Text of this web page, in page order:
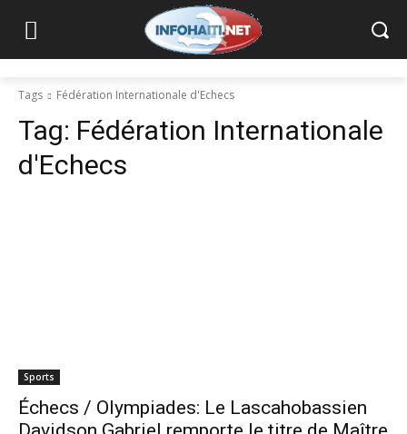
Tags Fédération Internationale d'Echecs
Tag: Fédération Internationale
d'Echecs
Sports
Échecs / Olympiades: Le Lascahobassien